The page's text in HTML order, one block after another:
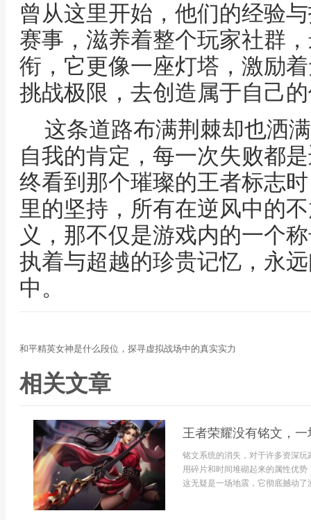
曾从这里开始，他们的经验
赛事，滋养着整个玩家社群
衔，它更像一座灯塔，激励
挑战极限，去创造属于自己
这条道路布满荆棘却也洒
自我的肯定，每一次失败都
终看到那个璀璨的王者标志
里的坚持，所有在逆风中的
义，那不仅是游戏内的一个
执着与超越的珍贵记忆，永
中。
和平精英女神是什么段位，探寻虚拟战场中的真实实力
相关文章
王者荣耀没有铭文，
铭文系统的消失，对于许多资深
用碎片和时间堆砌起来的属性优
这无疑是一场地震，它彻底撼动了